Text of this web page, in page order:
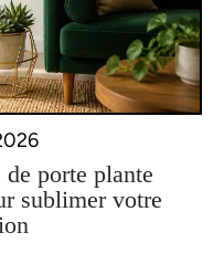
porte plante
sublimer votre